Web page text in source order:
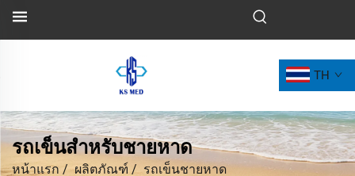
TH
รถเข็นสำหรับชายหาด
หน้าแรก /ผลิตภัณฑ์ / รถเข็นชายหาด